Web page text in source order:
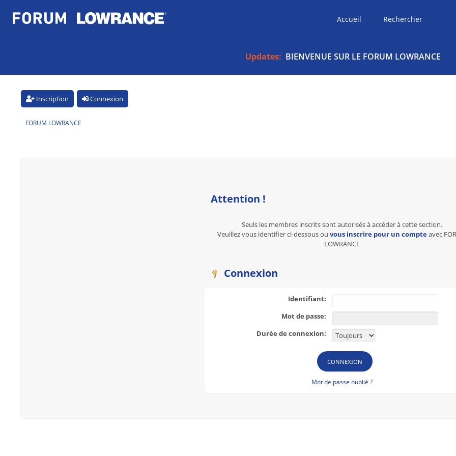
Accueil Rechercher
Updates: BIENVENUE SUR LE FORUM LOWRANCE
Inscription Connexion
FORUM LOWRANCE
Attention !
Seuls les membres inscrits sont autorisés à accéder à cette section.
Veuillez vous identifier ci-dessous ou vous inscrire pour un compteavec
LOWRANCE
Connexion
Identifiant:
Mot de passe:
Durée de connexion:
Mot de passe oublié ?